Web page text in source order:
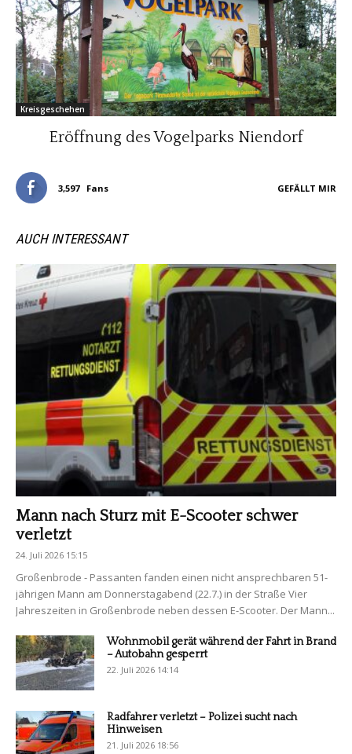
Kreisgeschehen
Eröffnung des Vogelparks Niendorf
3,597 Fans GEFÄLLT MIR
AUCH INTERESSANT
Mann nach Sturz mit E-Scooter schwer
verletzt
24. Juli 2026 15:15
Großenbrode - Passanten fanden einen nicht ansprechbaren 51-
jährigen Mann am Donnerstagabend (22.7.) in der Straße Vier
Jahreszeiten in Großenbrode neben dessen E-Scooter. Der Mann...
Wohnmobil gerät während der Fahrt in Brand
– Autobahn gesperrt
22. Juli 2026 14:14
Radfahrer verletzt – Polizei sucht nach
Hinweisen
21. Juli 2026 18:56